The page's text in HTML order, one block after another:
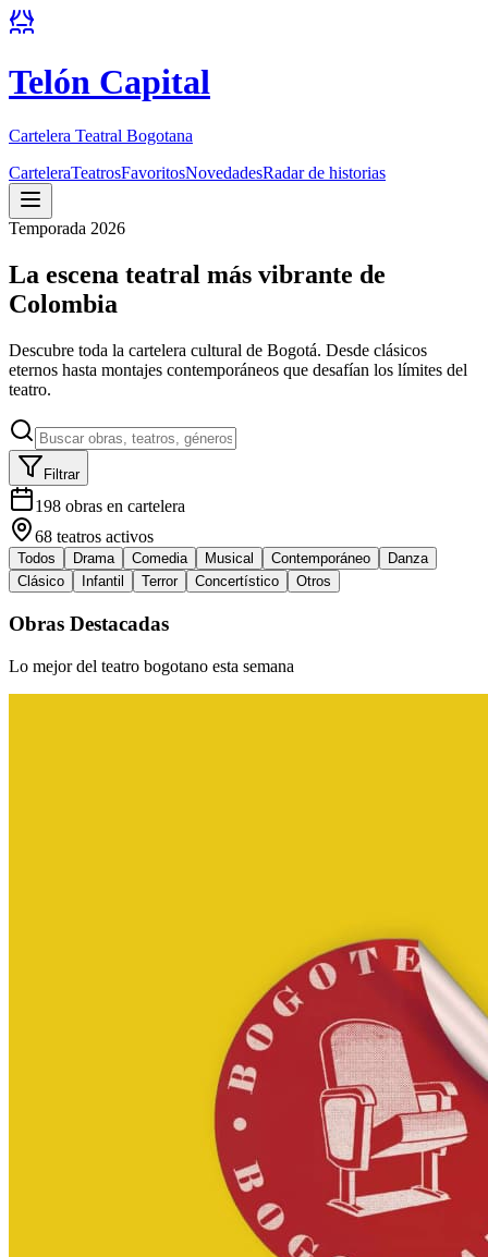
Telón Capital
Cartelera Teatral Bogotana
CarteleraTeatrosFavoritosNovedadesRadar de historias
Temporada 2026
La escena teatral más vibrante de
Colombia
Descubre toda la cartelera cultural de Bogotá. Desde clásicos
eternos hasta montajes contemporáneos que desafían los límites del
teatro.
Filtrar
198 obras en cartelera
68 teatros activos
Todos Drama Comedia Musical Contemporáneo
Danza
Clásico
Infantil Terror Concertístico Otros
Obras Destacadas
Lo mejor del teatro bogotano esta semana